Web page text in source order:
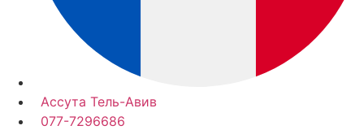
Ассута Тель-Авив
077-7296686